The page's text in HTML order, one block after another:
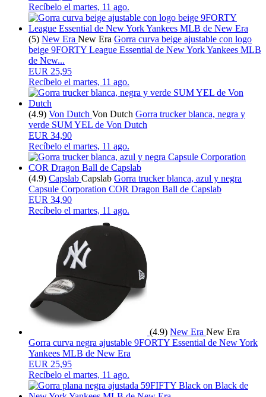
Recíbelo el martes, 11 ago.
(5) New Era New Era Gorra curva beige ajustable con logo
beige 9FORTY League Essential de New York Yankees MLB
de New...
EUR 25,95
Recíbelo el martes, 11 ago.
(4.9) Von Dutch Von Dutch Gorra trucker blanca, negra y
verde SUM YEL de Von Dutch
EUR 34,90
Recíbelo el martes, 11 ago.
(4.9) Capslab Capslab Gorra trucker blanca, azul y negra
Capsule Corporation COR Dragon Ball de Capslab
EUR 34,90
Recíbelo el martes, 11 ago.
(4.9) New Era New Era
Gorra curva negra ajustable 9FORTY Essential de New York
Yankees MLB de New Era
EUR 25,95
Recíbelo el martes, 11 ago.